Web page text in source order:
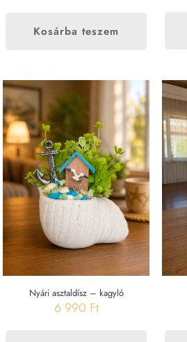
Kosárba teszem
Nyári asztaldísz – kagyló
6 990 Ft